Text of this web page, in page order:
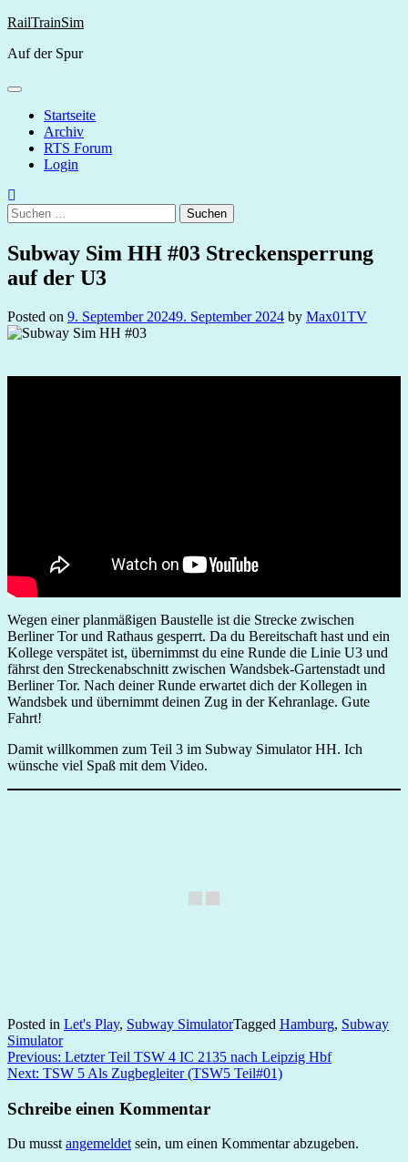
Skip
content
RailTrainSim
Auf der Spur
Startseite
Archiv
RTS Forum
Login
Suchen
nach:
Subway Sim HH #03 Streckensperrung
auf der U3
Posted on 9. September 20249. September 2024 by Max01TV
Wegen einer planmäßigen Baustelle ist die Strecke zwischen
Berliner Tor und Rathaus gesperrt. Da du Bereitschaft hast und ein
Kollege verspätet ist, übernimmst du eine Runde die Linie U3 und
fährst den Streckenabschnitt zwischen Wandsbek-Gartenstadt und
Berliner Tor. Nach deiner Runde erwartet dich der Kollegen in
Wandsbek und übernimmt deinen Zug in der Kehranlage. Gute
Fahrt!
Damit willkommen zum Teil 3 im Subway Simulator HH. Ich
wünsche viel Spaß mit dem Video.
Posted in Let's Play, Subway SimulatorTagged Hamburg, Subway
Simulator
Beitragsnavigation
Previous: Letzter Teil TSW 4 IC 2135 nach Leipzig Hbf
Next: TSW 5 Als Zugbegleiter (TSW5 Teil#01)
Schreibe einen Kommentar
Du musst angemeldet sein, um einen Kommentar abzugeben.